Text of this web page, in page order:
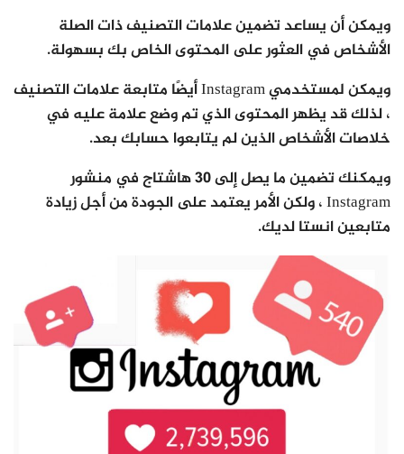
ويمكن أن يساعد تضمين علامات التصنيف ذات الصلة
الأشخاص في العثور على المحتوى الخاص بك بسهولة.
ويمكن لمستخدمي Instagram أيضًا متابعة علامات التصنيف
، لذلك قد يظهر المحتوى الذي تم وضع علامة عليه في
خلاصات الأشخاص الذين لم يتابعوا حسابك بعد.
ويمكنك تضمين ما يصل إلى 30 هاشتاج في منشور
Instagram ، ولكن الأمر يعتمد على الجودة من أجل زيادة
متابعين انستا لديك.